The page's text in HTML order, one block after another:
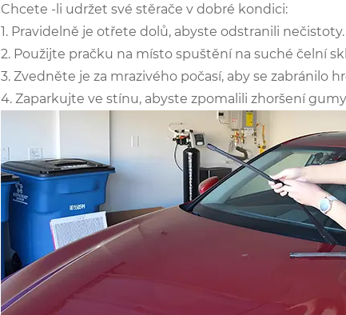
Chcete -li udržet své stěrače v dobré kondici:
1. Pravidelně je otřete dolů, abyste odstranili nečistoty.
2. Použijte pračku na místo spuštění na suché čelní
3. Zvedněte je za mrazivého počasí, aby se zabránilo
4. Zaparkujte ve stínu, abyste zpomalili zhoršení